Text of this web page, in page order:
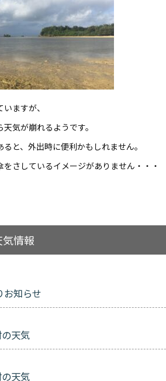
ますが、
気が崩れるようです。
と、外出時に便利かもしれません。
をさしているイメージがありません・・・
情報
お知らせ
天気
天気